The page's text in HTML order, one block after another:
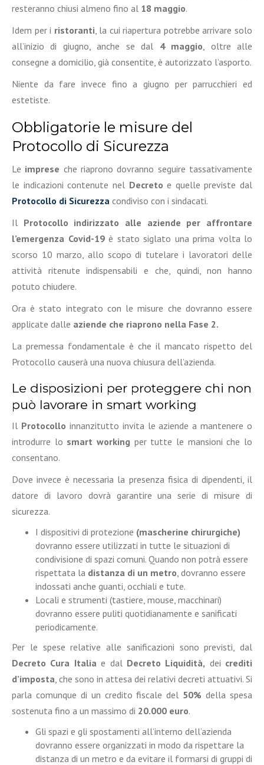
resteranno chiusi almeno fino al 18 maggio.
Idem per i ristoranti, la cui riapertura potrebbe arrivare solo
all’inizio di giugno, anche se dal 4 maggio, oltre alle
consegne a domicilio, già consentite, è autorizzato l’asporto.
Niente da fare invece fino a giugno per parrucchieri ed
estetiste.
Obbligatorie le misure del
Protocollo di Sicurezza
Le imprese che riaprono dovranno seguire tassativamente
le indicazioni contenute nel Decreto e quelle previste dal
Protocollo di Sicurezza condiviso con i sindacati.
Il Protocollo indirizzato alle aziende per affrontare
l’emergenza Covid-19 è stato siglato una prima volta lo
scorso 10 marzo, allo scopo di tutelare i lavoratori delle
attività ritenute indispensabili e che, quindi, non hanno
potuto chiudere.
Ora è stato integrato con le misure che dovranno essere
applicate dalle aziende che riaprono nella Fase 2.
La premessa fondamentale è che il mancato rispetto del
Protocollo causerà una nuova chiusura dell’azienda.
Le disposizioni per proteggere chi non
può lavorare in smart working
Il Protocollo innanzitutto invita le aziende a mantenere o
introdurre lo smart working per tutte le mansioni che lo
consentano.
Dove invece è necessaria la presenza fisica di dipendenti, il
datore di lavoro dovrà garantire una serie di misure di
sicurezza.
I dispositivi di protezione (mascherine chirurgiche)
dovranno essere utilizzati in tutte le situazioni di
condivisione di spazi comuni. Quando non potrà essere
rispettata la distanza di un metro, dovranno essere
indossati anche guanti, occhiali e tute.
Locali e strumenti (tastiere, mouse, macchinari)
dovranno essere puliti quotidianamente e sanificati
periodicamente.
Per le spese relative alle sanificazioni sono previsti, dal
Decreto Cura Italia e dal Decreto Liquidità, dei crediti
d’imposta , che sono in attesa dei relativi decreti attuativi. Si
parla comunque di un credito fiscale del 50% della spesa
sostenuta fino a un massimo di 20.000 euro.
Gli spazi e gli spostamenti all’interno dell’azienda
dovranno essere organizzati in modo da rispettare la
distanza di un metro e da evitare il formarsi di gruppi di